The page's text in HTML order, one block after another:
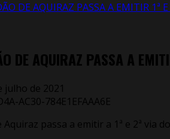
DE AQUIRAZ PASSA A EMITIR 1ª
DE AQUIRAZ PASSA A
julho de 2021
Aquiraz passa a emitir a 1ª e 2ª via